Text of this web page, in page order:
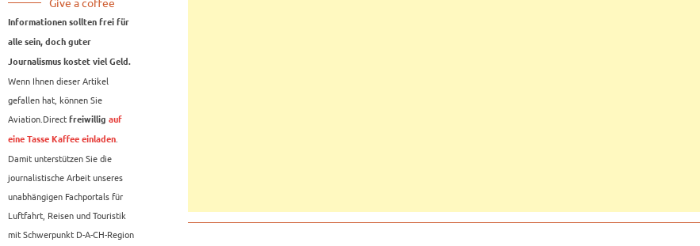
Informationen sollten frei für
alle sein, doch guter
Journalismus kostet viel Geld.
Wenn Ihnen dieser Artikel
gefallen hat, können Sie
Aviation.Direct freiwillig auf
eine Tasse Kaffee einladen
Damit unterstützen Sie die
journalistische Arbeit unseres
unabhängigen Fachportals für
Luftfahrt, Reisen und Touristik
mit Schwerpunkt D-A-CH-Region